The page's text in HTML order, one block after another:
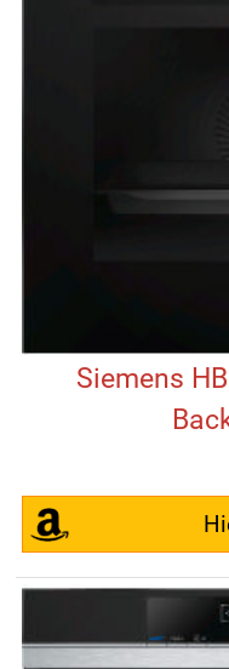
Siemens